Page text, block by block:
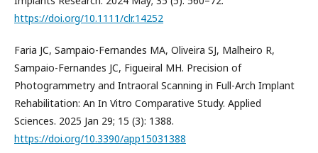
https://doi.org/10.1111/clr.14252
Faria JC, Sampaio-Fernandes MA, Oliveira SJ, Malheiro R,
Sampaio-Fernandes JC, Figueiral MH. Precision of
Photogrammetry and Intraoral Scanning in Full-Arch Implant
Rehabilitation: An In Vitro Comparative Study. Applied
Sciences. 2025 Jan 29; 15 (3): 1388.
https://doi.org/10.3390/app15031388